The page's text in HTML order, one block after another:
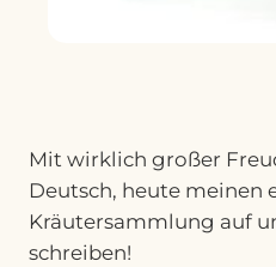
Mit wirklich großer
Deutsch, heute meinen
Kräutersammlung auf
schreiben!